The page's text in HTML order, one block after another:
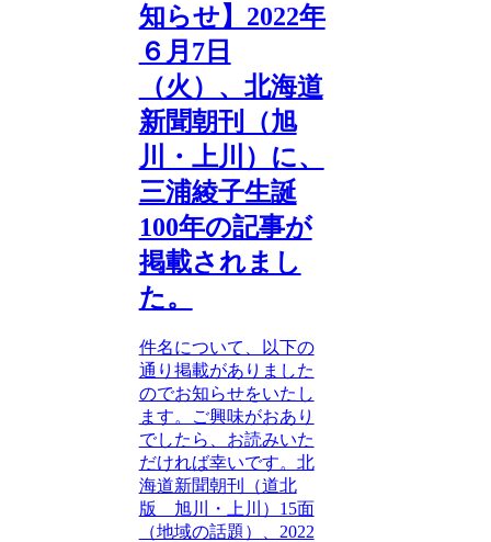
知らせ】2022年
６月7日
（火）、北海道
新聞朝刊（旭
川・上川）に、
三浦綾子生誕
100年の記事が
掲載されまし
た。
件名について、以下の
通り掲載がありました
のでお知らせをいたし
ます。ご興味がおあり
でしたら、お読みいた
だければ幸いです。北
海道新聞朝刊（道北
版 旭川・上川）15面
（地域の話題）、2022